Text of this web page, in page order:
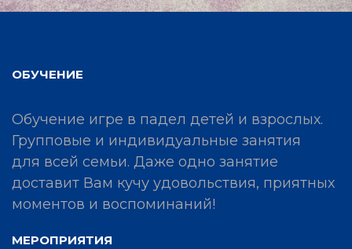
ОБУЧЕНИЕ
Обучение игре в падел детей и взрослых.
Групповые и индивидуальные занятия
для всей семьи. Даже одно занятие
доставит Вам кучу удовольствия, приятных
моментов и воспоминаний!
МЕРОПРИЯТИЯ